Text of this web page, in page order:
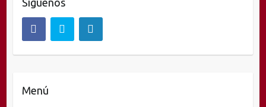
Síguenos
Menú